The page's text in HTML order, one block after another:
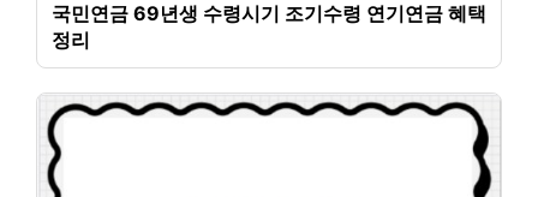
국민연금 69년생 수령시기 조기수령 연기연금 혜택
정리